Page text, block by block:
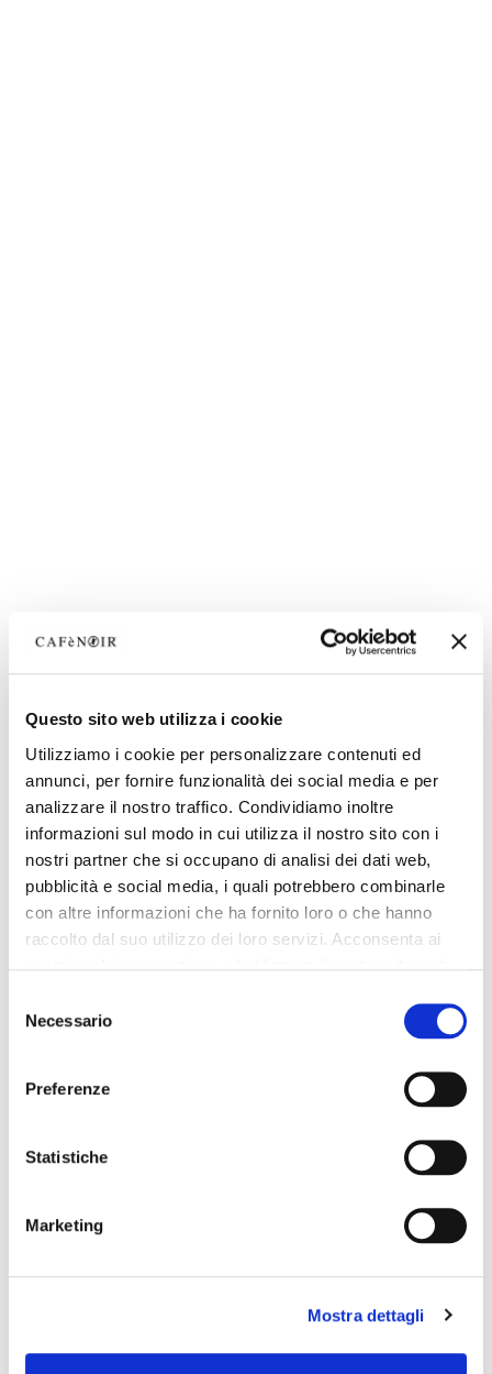
Questo sito web utilizza i cookie
Utilizziamo i cookie per personalizzare contenuti ed
annunci, per fornire funzionalità dei social media e per
analizzare il nostro traffico. Condividiamo inoltre
informazioni sul modo in cui utilizza il nostro sito con i
nostri partner che si occupano di analisi dei dati web,
pubblicità e social media, i quali potrebbero combinarle
con altre informazioni che ha fornito loro o che hanno
raccolto dal suo utilizzo dei loro servizi. Acconsenta ai
delNecessario
Preferenze
Statistiche
Marketing
Mostra dettagli